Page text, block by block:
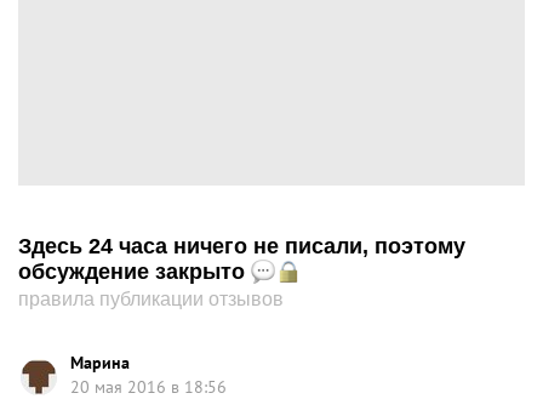
Здесь 24 часа ничего не писали, поэтому
обсуждение закрыто
правила публикации отзывов
Марина
20 мая 2016 в 18:56